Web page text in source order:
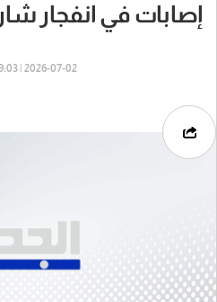
إصابات في انفجار
2026-07-02 | 09:03